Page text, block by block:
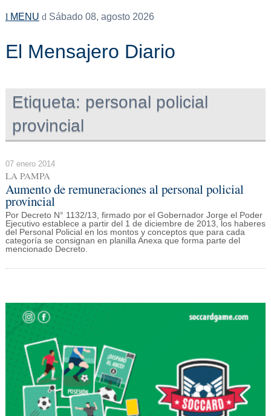
MENU Sábado 08, agosto 2026
El Mensajero Diario
Etiqueta: personal policial
provincial
07 enero 2014
LA PAMPA
Aumento de remuneraciones al personal policial
provincial
Por Decreto N° 1132/13, firmado por el Gobernador Jorge el Poder
Ejecutivo establece a partir del 1 de diciembre de 2013, los haberes
del Personal Policial en los montos y conceptos que para cada
categoría se consignan en planilla Anexa que forma parte del
mencionado Decreto.